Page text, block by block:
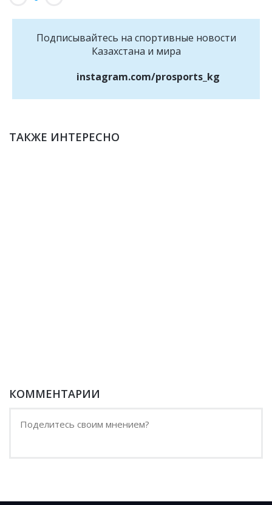
Подписывайтесь на cпортивные новости
Казахстана и мира
instagram.com/prosports_kg
ТАКЖЕ ИНТЕРЕСНО
КОММЕНТАРИИ